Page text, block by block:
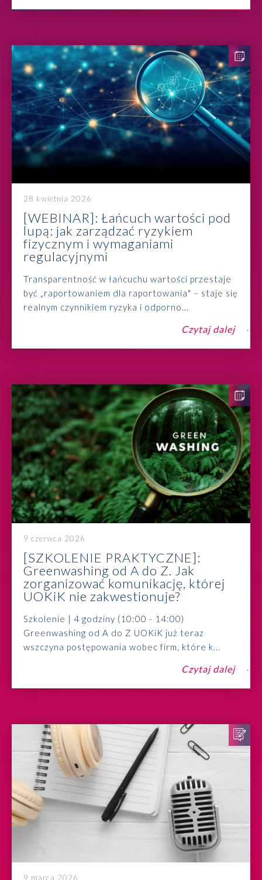
28 kwietnia 2026
[WEBINAR]: Łańcuch wartości pod
lupą: jak zarządzać ryzykiem
fizycznym i wymaganiami
regulacyjnymi
Transparentność w łańcuchu wartości przestaje
być „raportowaniem dla raportowania" – staje się
realnym czynnikiem ryzyka i odporno...
Czytaj dalej
9 czerwca 2026
[SZKOLENIE PRAKTYCZNE]:
Greenwashing od A do Z. Jak
zorganizować komunikację, której
UOKiK nie zakwestionuje?
Szkolenie | 4 godziny (10:00 - 14:00)
Greenwashing od A do Z UOKiK już teraz
wszczyna postępowania wobec firm, które k...
Czytaj dalej
9 marca 2026